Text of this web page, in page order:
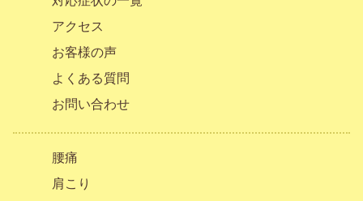
アクセス
お客様の声
よくある質問
お問い合わせ
腰痛
肩こり